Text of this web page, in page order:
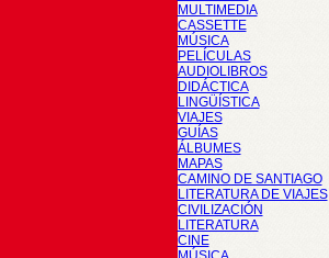
MULTIMEDIA
CASSETTE
MÚSICA
PELÍCULAS
AUDIOLIBROS
DIDÁCTICA
LINGÜÍSTICA
VIAJES
GUÍAS
ÁLBUMES
MAPAS
CAMINO DE SANTIAGO
LITERATURA DE VIAJES
CIVILIZACIÓN
LITERATURA
CINE